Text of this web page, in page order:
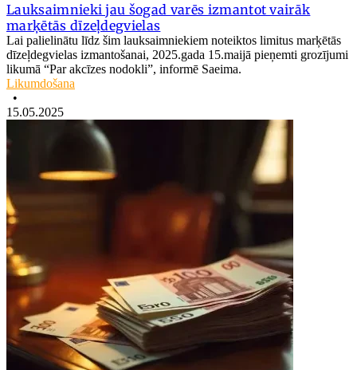
Lauksaimnieki jau šogad varēs izmantot vairāk
marķētās dīzeļdegvielas
Lai palielinātu līdz šim lauksaimniekiem noteiktos limitus marķētās
dīzeļdegvielas izmantošanai, 2025.gada 15.maijā pieņemti grozījumi
likumā “Par akcīzes nodokli”, informē Saeima.
Likumdošana
•
15.05.2025